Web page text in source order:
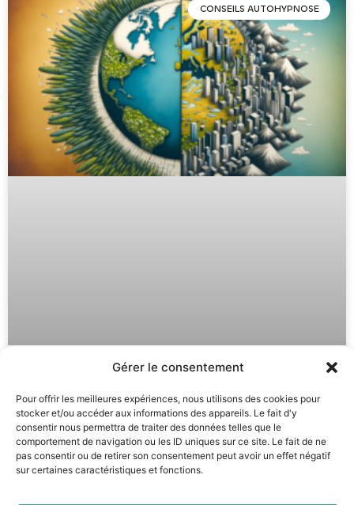
Gérer le consentement
Pour offrir les meilleures expériences, nous utilisons des cookies pour
stocker et/ou accéder aux informations des appareils. Le fait d'y
consentir nous permettra de traiter des données telles que le
comportement de navigation ou les ID uniques sur ce site. Le fait de ne
pas consentir ou de retirer son consentement peut avoir un effet négatif
sur certaines caractéristiques et fonctions.
CONSEILS AUTOHYPNOSE
émotions pour un vrai
apaisement
LIRE LA SUITE »